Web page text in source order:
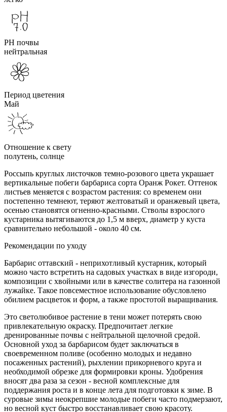
PH почвы
нейтральная
Период цветения
Май
Отношение к свету
полутень, солнце
Россыпь круглых листочков темно-розового цвета украшает
вертикальные побеги барбариса сорта Оранж Рокет. Оттенок
листьев меняется с возрастом растения: со временем они
постепенно темнеют, теряют желтоватый и оранжевый цвета,
осенью становятся огненно-красными. Стволы взрослого
кустарника вытягиваются до 1,5 м вверх, диаметр у куста
сравнительно небольшой - около 40 см.
Рекомендации по уходу
Барбарис оттавский - неприхотливый кустарник, который
можно часто встретить на садовых участках в виде изгороди,
композиции с хвойными или в качестве солитера на газонной
лужайке. Такое повсеместное использование обусловлено
обилием расцветок и форм, а также простотой выращивания.
Это светолюбивое растение в тени может потерять свою
привлекательную окраску. Предпочитает легкие
дренированные почвы с нейтральной щелочной средой.
Основной уход за барбарисом будет заключаться в
своевременном поливе (особенно молодых и недавно
посаженных растений), рыхлении прикорневого круга и
необходимой обрезке для формировки кроны. Удобрения
вносят два раза за сезон - весной комплексные для
поддержания роста и в конце лета для подготовки к зиме. В
суровые зимы неокрепшие молодые побеги часто подмерзают,
но весной куст быстро восстанавливает свою красоту.